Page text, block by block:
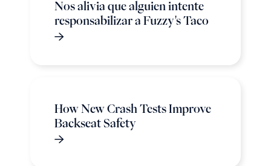
Nos alivia que alguien intente
responsabilizar a Fuzzy's Taco
How New Crash Tests Improve
Backseat Safety